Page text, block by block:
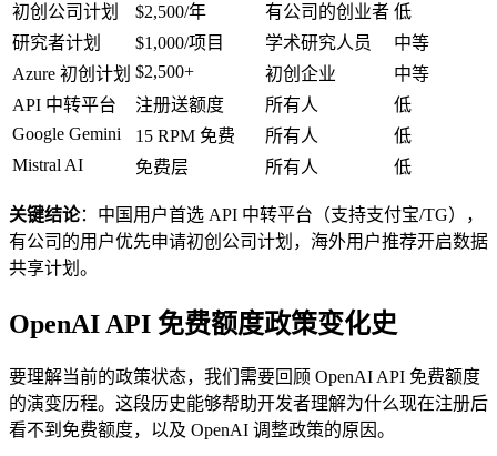
初创公司计划
$2,500/年 有公司的创业者 低
研究者计划
$1,000/项目 学术研究人员
中等
Azure 初创计划 $2,500+ 初创企业
中等
API 中转平台
注册送额度 所有人
低
Google Gemini
15 RPM 免费 所有人
低
Mistral AI
免费层 所有人 低
关键结论：中国用户首选 API 中转平台（支持支付宝/TG），
有公司的用户优先申请初创公司计划，海外用户推荐开启数据
共享计划。
OpenAI API 免费额度政策变化史
要理解当前的政策状态，我们需要回顾 OpenAI API 免费额度
的演变历程。这段历史能够帮助开发者理解为什么现在注册后
看不到免费额度，以及 OpenAI 调整政策的原因。